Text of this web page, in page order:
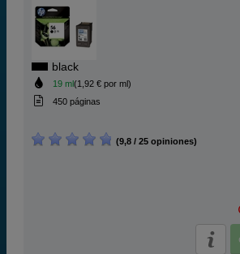
black
19 ml(1,92 € por ml)
450 páginas
(9,8 / 25 opiniones)